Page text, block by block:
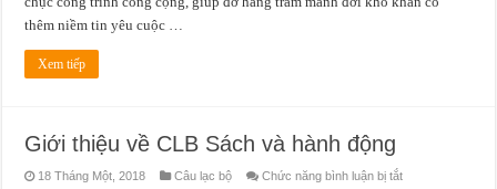
thêm niềm tin yêu cuộc …
Xem tiếp
Giới thiệu về CLB Sách và hành động
18 Tháng Một, 2018 Câu lạc bộ Chức năng bình luận bị tắtở